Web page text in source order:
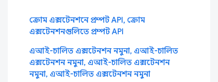
ক্রোম এক্সটেনশনে প্রম্পট API, ক্রোম
এক্সটেনশনগুলিতে প্রম্পট API
এআই-চালিত এক্সটেনশন নমুনা, এআই-চালিত
এক্সটেনশন নমুনা, এআই-চালিত এক্সটেনশন
নমুনা, এআই-চালিত এক্সটেনশন নমুনা